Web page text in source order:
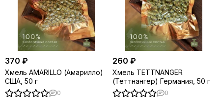
370 ₽
Хмель AMARILLO (Амарилло)
США, 50 г
0
260 ₽
Хмель TETTNANGER
(Теттнангер) Германия, 50 г
0